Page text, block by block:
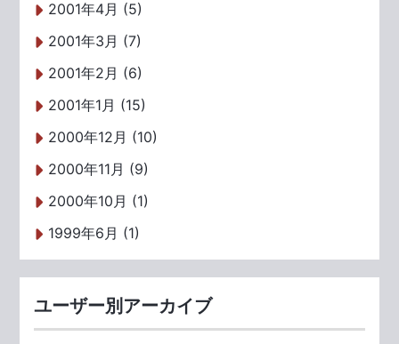
2001年4月 (5)
2001年3月 (7)
2001年2月 (6)
2001年1月 (15)
2000年12月 (10)
2000年11月 (9)
2000年10月 (1)
1999年6月 (1)
ユーザー別アーカイブ